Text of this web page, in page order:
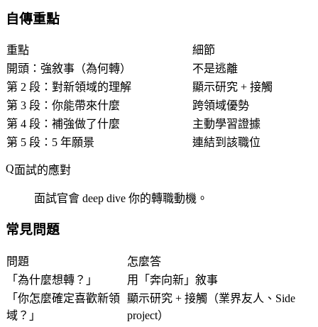
自傳重點
重點
細節
開頭：強敘事（為何轉）
不是逃離
第 2 段：對新領域的理解
顯示研究 + 接觸
第 3 段：你能帶來什麼
跨領域優勢
第 4 段：補強做了什麼
主動學習證據
第 5 段：5 年願景
連結到該職位
面試的應對
面試官會 deep dive 你的轉職動機。
常見問題
問題
怎麼答
「為什麼想轉？」
用「奔向新」敘事
「你怎麼確定喜歡新領
域？」
顯示研究 + 接觸（業界友人、Side
project）